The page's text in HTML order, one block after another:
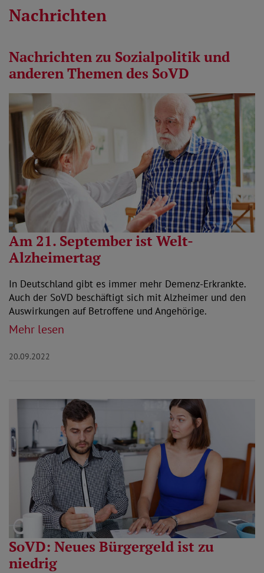
Nachrichten
Nachrichten zu Sozialpolitik und
anderen Themen des SoVD
Am 21. September ist Welt-
Alzheimertag
In Deutschland gibt es immer mehr Demenz-Erkrankte.
Auch der SoVD beschäftigt sich mit Alzheimer und den
Auswirkungen auf Betroffene und Angehörige.
Mehr lesen
20.09.2022
SoVD: Neues Bürgergeld ist zu
niedrig